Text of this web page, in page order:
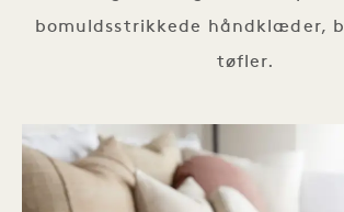
bomuldsstrikkede håndklæder,
tøfler.